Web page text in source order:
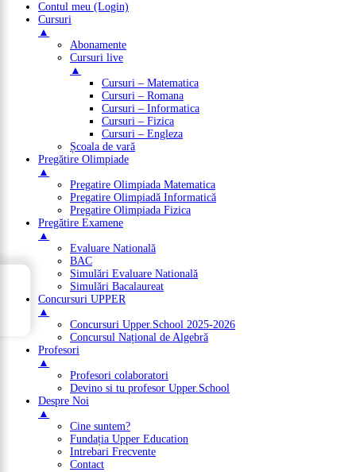
Contul meu (Login)
Cursuri
▲
Abonamente
Cursuri live
▲
Cursuri – Matematica
Cursuri – Romana
Cursuri – Informatica
Cursuri – Fizica
Cursuri – Engleza
Școala de vară
Pregătire Olimpiade
▲
Pregatire Olimpiada Matematica
Pregatire Olimpiadă Informatică
Pregatire Olimpiada Fizica
Pregătire Examene
▲
Evaluare Natională
BAC
Simulări Evaluare Natională
Simulări Bacalaureat
Concursuri UPPER
▲
Concursuri Upper.School 2025-2026
Concursul Național de Algebră
Profesori
▲
Profesori colaboratori
Devino si tu profesor Upper.School
Despre Noi
▲
Cine suntem?
Fundația Upper Education
Intrebari Frecvente
Contact